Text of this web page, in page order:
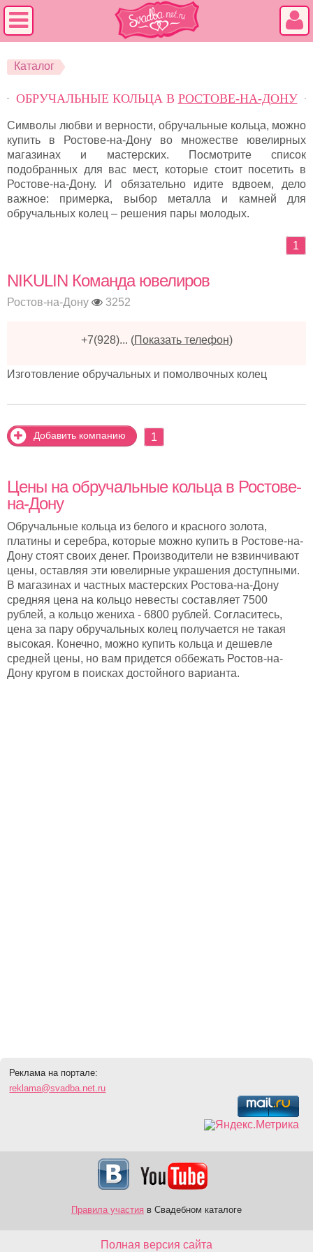
Каталог
ОБРУЧАЛЬНЫЕ КОЛЬЦА В РОСТОВЕ-НА-ДОНУ
Символы любви и верности, обручальные кольца, можно
купить в Ростове-на-Дону во множестве ювелирных
магазинах и мастерских. Посмотрите список
подобранных для вас мест, которые стоит посетить в
Ростове-на-Дону. И обязательно идите вдвоем, дело
важное: примерка, выбор металла и камней для
обручальных колец – решения пары молодых.
1
NIKULIN Команда ювелиров
Ростов-на-Дону 3252
+7(928)... (Показать телефон)
Изготовление обручальных и помолвочных колец
Добавить компанию 1
Цены на обручальные кольца в Ростове-
на-Дону
Обручальные кольца из белого и красного золота,
платины и серебра, которые можно купить в Ростове-на-
Дону стоят своих денег. Производители не взвинчивают
цены, оставляя эти ювелирные украшения доступными.
В магазинах и частных мастерских Ростова-на-Дону
средняя цена на кольцо невесты составляет 7500
рублей, а кольцо жениха - 6800 рублей. Согласитесь,
цена за пару обручальных колец получается не такая
высокая. Конечно, можно купить кольца и дешевле
средней цены, но вам придется оббежать Ростов-на-
Дону кругом в поисках достойного варианта.
Реклама на портале:
reklama@svadba.net.ru
Правила участия в Свадебном каталоге
Полная версия сайта